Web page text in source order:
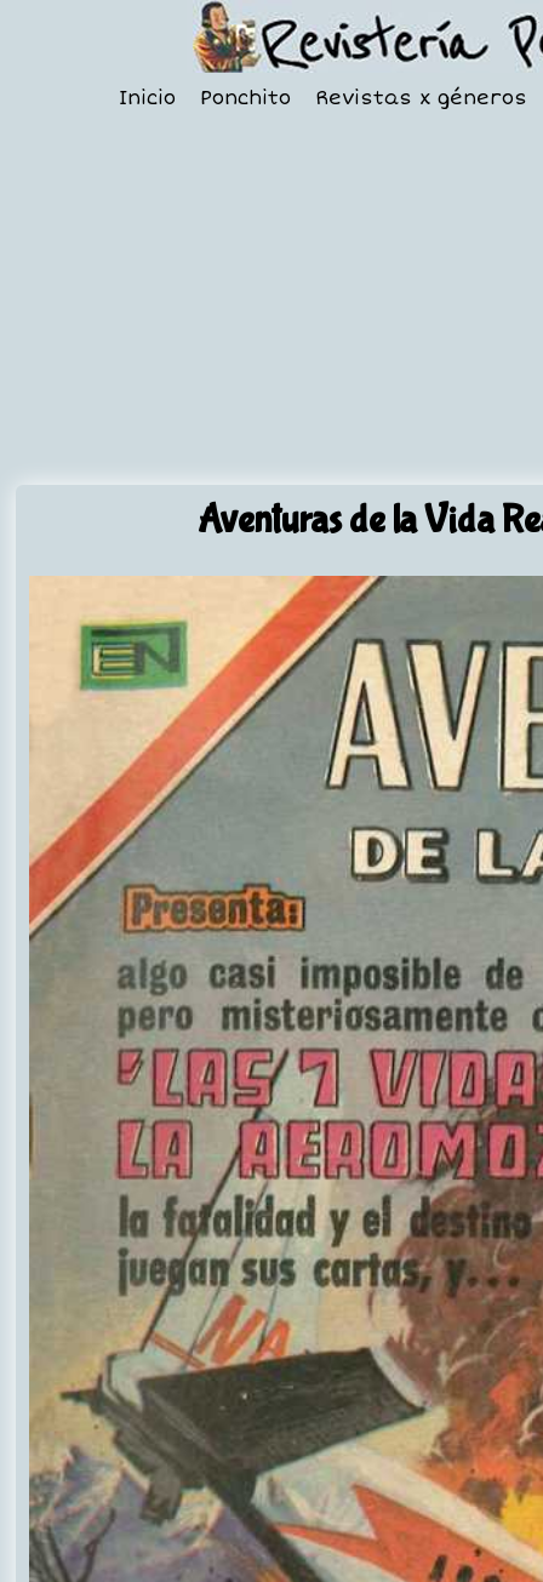
Inicio Ponchito Revistas x géneros
Aventuras de la Vida